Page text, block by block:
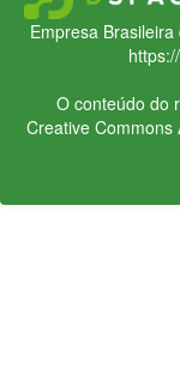
Empresa
O conteúdo do
Creative Commons